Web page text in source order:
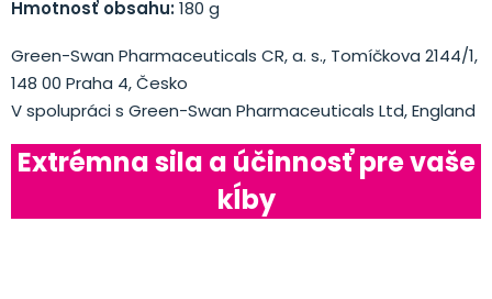
Hmotnosť obsahu:180 g
Green-Swan Pharmaceuticals CR, a. s., Tomíčkova 2144/1,
148 00 Praha 4, Česko
V spolupráci s Green-Swan Pharmaceuticals Ltd, England
Extrémna sila a účinnosť pre vaše
kĺby